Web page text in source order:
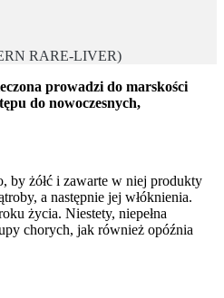
RARE-LIVER)
prowadzi do marskości
do nowoczesnych,
by żółć i zawarte w niej produkty
a następnie jej włóknienia.
życia. Niestety, niepełna
chorych, jak również opóźnia